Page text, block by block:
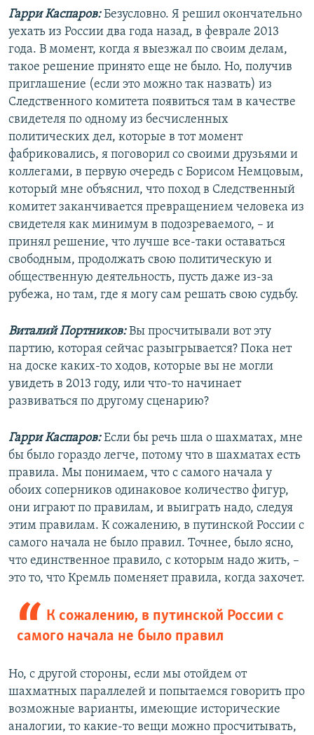
Гарри Каспаров:Безусловно. Я решил окончательно
уехать из России два года назад, в феврале 2013
года. В момент, когда я выезжал по своим делам,
такое решение принято еще не было. Но, получив
приглашение (если это можно так назвать) из
Следственного комитета появиться там в качестве
свидетеля по одному из бесчисленных
политических дел, которые в тот момент
фабриковались, я поговорил со своими друзьями и
коллегами, в первую очередь с Борисом Немцовым,
который мне объяснил, что поход в Следственный
комитет заканчивается превращением человека из
свидетеля как минимум в подозреваемого, – и
принял решение, что лучше все-таки оставаться
свободным, продолжать свою политическую и
общественную деятельность, пусть даже из-за
рубежа, но там, где я могу сам решать свою судьбу.
Виталий Портников:Вы просчитывали вот эту
партию, которая сейчас разыгрывается? Пока нет
на доске каких-то ходов, которые вы не могли
увидеть в 2013 году, или что-то начинает
развиваться по другому сценарию?
Гарри Каспаров:Если бы речь шла о шахматах, мне
бы было гораздо легче, потому что в шахматах есть
правила. Мы понимаем, что с самого начала у
обоих соперников одинаковое количество фигур,
они играют по правилам, и выиграть надо, следуя
этим правилам. К сожалению, в путинской России с
самого начала не было правил. Точнее, было ясно,
что единственное правило, с которым надо жить, –
это то, что Кремль поменяет правила, когда захочет.
К сожалению, в путинской России с
самого начала не было правил
Но, с другой стороны, если мы отойдем от
шахматных параллелей и попытаемся говорить про
возможные варианты, имеющие исторические
аналогии, то какие-то вещи можно просчитывать,